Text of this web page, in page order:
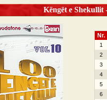
Këngët e
Nr.
1
2
3
4
5
6